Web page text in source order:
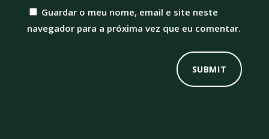
Guardar o meu nome, email e site neste
navegador para a próxima vez que eu comentar.
SUBMIT